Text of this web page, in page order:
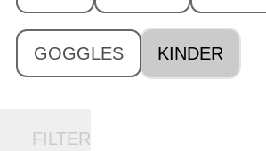
GOGGLES KINDER
FILTER